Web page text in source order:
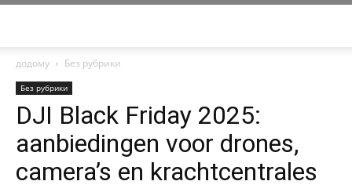
додому
Без рубрики
Без рубрики
DJI Black Friday 2025:
aanbiedingen voor drones,
camera’s en krachtcentrales